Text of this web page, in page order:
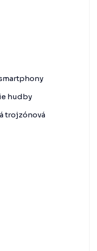
hudby
trojzónová